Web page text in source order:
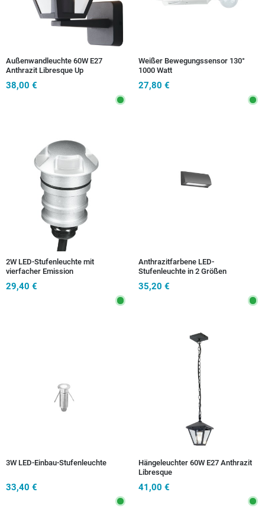
Außenwandleuchte 60W E27
Anthrazit Libresque Up
38,00 €
Weißer Bewegungssensor 130°
1000 Watt
27,80 €
2W LED-Stufenleuchte mit
vierfacher Emission
29,40 €
Anthrazitfarbene LED-
Stufenleuchte in 2 Größen
35,20 €
3W LED-Einbau-Stufenleuchte
33,40 €
Hängeleuchter 60W E27 Anthrazit
Libresque
41,00 €